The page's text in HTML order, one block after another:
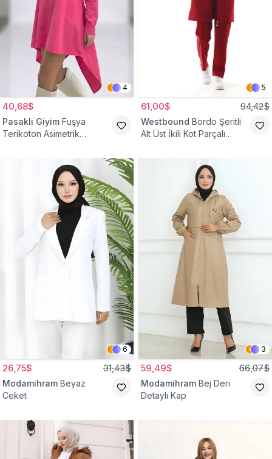
4
40,68$
Pasaklı Giyim Fuşya
Terikoton Asimetrik
5
61,00$ 94,42$
Westbound Bordo Şeritli
Alt Üst İkili Kot Parçalı
6
26,75$ 31,43$
Modamihram Beyaz
Ceket
3
59,49$ 66,07$
Modamihram Bej Deri
Detaylı Kap